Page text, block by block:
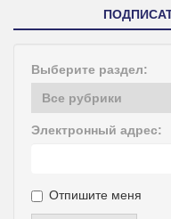
Выберите раздел:
Электронный адрес:
Отпишите меня